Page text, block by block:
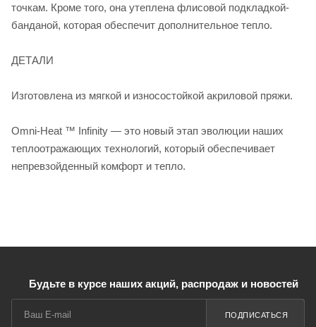
точкам. Кроме того, она утеплена флисовой подкладкой-
банданой, которая обеспечит дополнительное тепло.
ДЕТАЛИ
Изготовлена из мягкой и износостойкой акриловой пряжи.
Omni-Heat ™ Infinity — это новый этап эволюции наших
теплоотражающих технологий, который обеспечивает
непревзойденный комфорт и тепло.
Будьте в курсе наших акций, распродаж и новостей
ПОДПИСАТЬСЯ